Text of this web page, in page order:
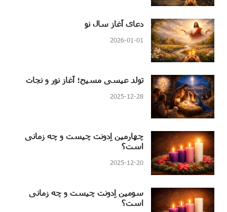
دعای آغاز سال نو
2026-01-01
تولد عیسی مسیح؛ آغاز نور و نجات
2025-12-28
چهارمین اِدونت چیست و چه زمانی
است؟
2025-12-20
سومین اِدونت چیست و چه زمانی
است؟